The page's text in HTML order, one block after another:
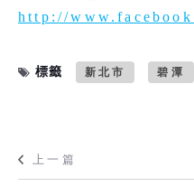
http://
標籤 新北市 碧潭
上一篇